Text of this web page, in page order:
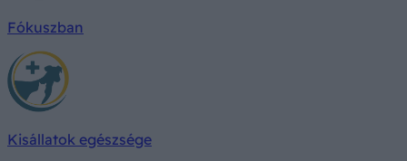
Fókuszban
Kisállatok egészsége